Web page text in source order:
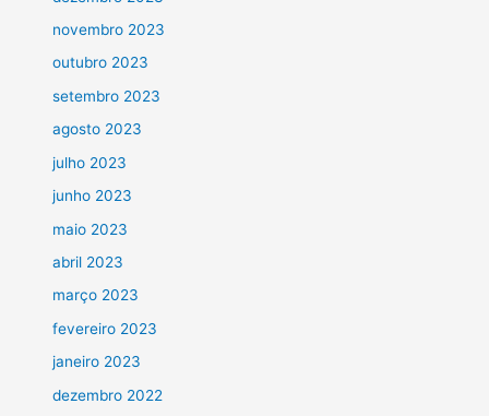
novembro 2023
outubro 2023
setembro 2023
agosto 2023
julho 2023
junho 2023
maio 2023
abril 2023
março 2023
fevereiro 2023
janeiro 2023
dezembro 2022